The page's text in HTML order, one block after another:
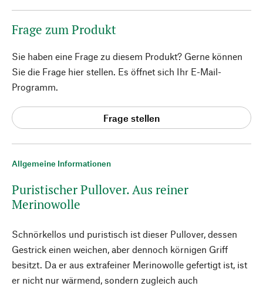
Allgemeine Informationen
Puristischer Pullover. Aus reiner
Merinowolle
Schnörkellos und puristisch ist dieser Pullover, dessen
Gestrick einen weichen, aber dennoch körnigen Griff
besitzt. Da er aus extrafeiner Merinowolle gefertigt ist, ist
er nicht nur wärmend, sondern zugleich auch
Frage zum Produkt
Sie haben eine Frage zu diesem Produkt? Gerne können
Sie die Frage hier stellen. Es öffnet sich Ihr E-Mail-
Programm.
Frage stellen